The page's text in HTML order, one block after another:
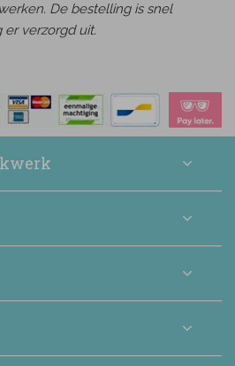
De bestelling is snel
verzorgd uit.